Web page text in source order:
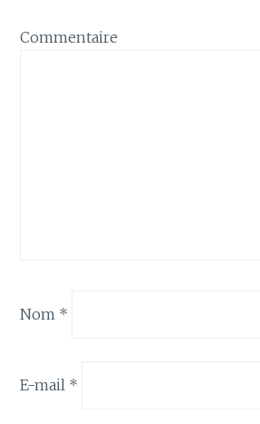
Commentaire
Nom *
E-mail *